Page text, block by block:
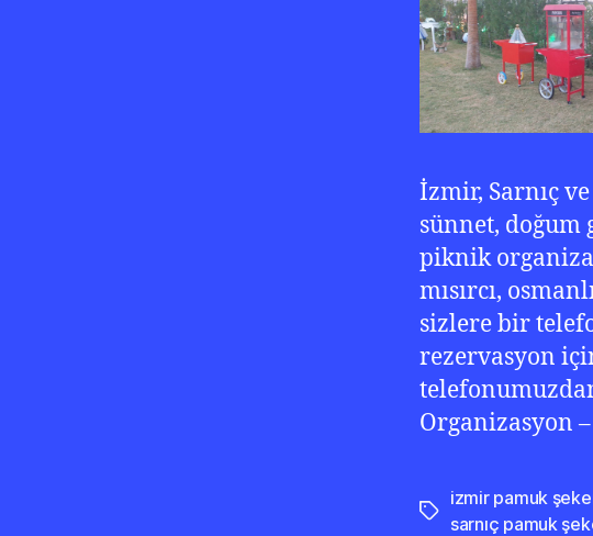
İzmir, Sarnıç
sünnet, doğum
piknik
mısırcı,
sizlere bir
rezervasyon
Organizasyon
Etiketler
izmir pamuk
sarnıç pamuk